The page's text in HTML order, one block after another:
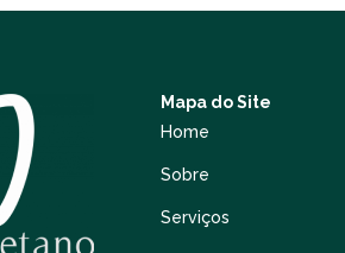
Mapa do Site
Home
Sobre
Serviços